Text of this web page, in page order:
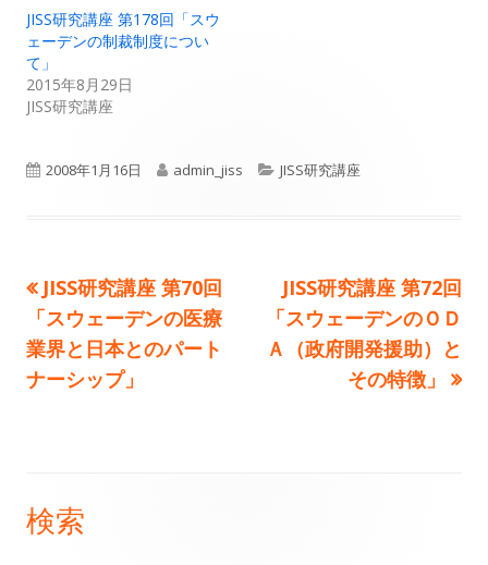
JISS研究講座 第178回「スウ
ェーデンの制裁制度につい
て」
2015年8月29日
JISS研究講座
公
2008年1月16日
作
admin_jiss
カ
リ
ー
JISS研究講座
投
稿
ナ
ー
前
の
記
事:
JISS研究講座 第70回
「スウェーデンの医療
業界と日本とのパート
ナーシップ」
次
の
記
JISS研究講座 第72回
「スウェーデンのＯＤ
Ａ（政府開発援助）と
その特徴」
メ
検索